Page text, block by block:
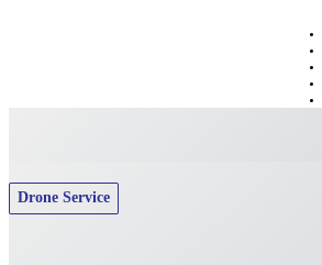
Drone Service